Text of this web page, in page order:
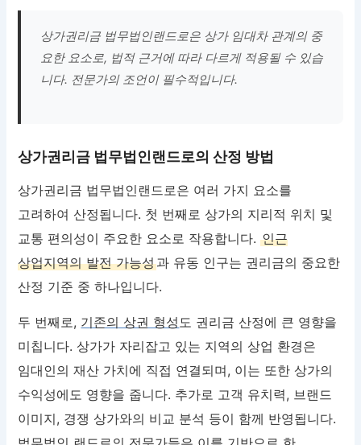
상가권리금 법무법인랜드로은 상가 임대차 관계의 중
요한 요소로, 법적 근거에 따라 다르게 적용될 수 있습
니다. 전문가의 조언이 필수적입니다.
상가권리금 법무법인랜드로의 산정 방법
상가권리금 법무법인랜드로은 여러 가지 요소를
고려하여 산정됩니다. 첫 번째로 상가의 지리적 위치 및
교통 편의성이 주요한 요소로 작용합니다.인근
상업지역의 발전 가능성과 유동 인구는 권리금의 중요한
산정 기준 중 하나입니다.
두 번째로, 기존의 상권 형성 도 권리금 산정에 큰 영향을
미칩니다. 상가가 자리잡고 있는 지역의 상업 환경은
임대인의 재산 가치에 직접 연결되며, 이는 또한 상가의
수익성에도 영향을 줍니다. 추가로 고객 유치력, 브랜드
이미지, 경쟁 상가와의 비교 분석 등이 함께 반영됩니다.